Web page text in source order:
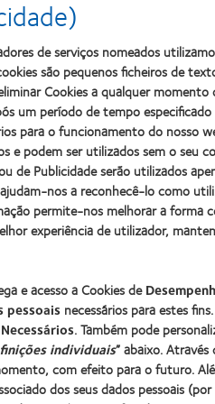
about
&
2010
Melhores
Empresas
para
Líderes
(2012)
Best
Factory
Awards
(2011)
Lentes de contacto e a
Novo utilizador
Utilizador experiente
de serviços nomeados
são pequenos ficheiros de
Cookies a qualquer
um período de tempo especificado
para o funcionamento do nosso
e podem ser utilizados sem o seu
de Publicidade serão utilizados
nos a reconhecê-lo como
permite-nos melhorar a forma
experiência de utilizador,
e acesso a Cookies de
pessoais necessários para estes
. Também pode
individuais” abaixo.
com efeito para o futuro.
dos seus dados pessoais (por